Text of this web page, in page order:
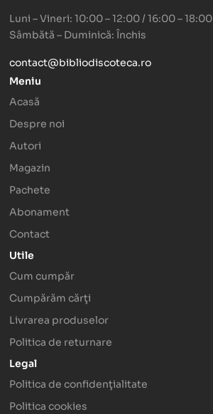
Luni – Vineri: 10:00 – 12:00 / 16:00 – 18:00
Sâmbătă – Duminică: Închis
contact@bibliodiscoteca.ro
Meniu
Acasă
Despre noi
Autori
Magazin
Pachete
Abonament
Contact
Utile
Cum cumpăr
Cumpărăm cărţi
Livrarea produselor
Politica de returnare
Legal
Politica de confidenţialitate
Politica cookies